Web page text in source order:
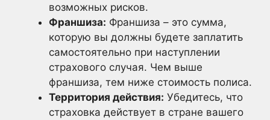
возможных рисков.
Франшиза: Франшиза – это сумма,
которую вы должны будете заплатить
самостоятельно при наступлении
страхового случая. Чем выше
франшиза, тем ниже стоимость полиса.
Территория действия: Убедитесь, что
страховка действует в стране вашего